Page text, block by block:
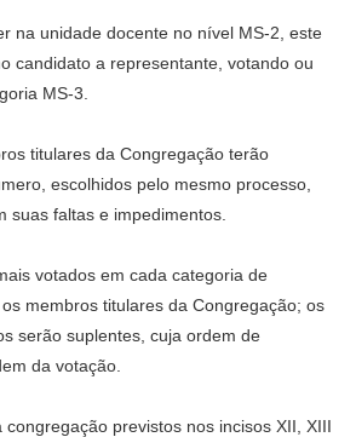
na unidade docente no nível MS-2, este
candidato a representante, votando ou
MS-3.
titulares da Congregação terão
escolhidos pelo mesmo processo,
suas faltas e impedimentos.
votados em cada categoria de
membros titulares da Congregação; os
serão suplentes, cuja ordem de
da votação.
congregação previstos nos incisos XII, XIII